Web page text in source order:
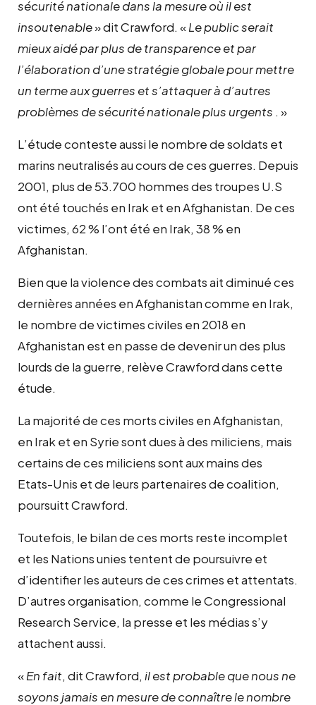
sécurité nationale dans la mesure où il est
insoutenable» dit Crawford. «Le public serait
mieux aidé par plus de transparence et par
l’élaboration d’une stratégie globale pour mettre
un terme aux guerres et s’attaquer à d’autres
problèmes de sécurité nationale plus urgents . »
L’étude conteste aussi le nombre de soldats et
marins neutralisés au cours de ces guerres. Depuis
2001, plus de 53.700 hommes des troupes U.S
ont été touchés en Irak et en Afghanistan. De ces
victimes, 62 % l’ont été en Irak, 38 % en
Afghanistan.
Bien que la violence des combats ait diminué ces
dernières années en Afghanistan comme en Irak,
le nombre de victimes civiles en 2018 en
Afghanistan est en passe de devenir un des plus
lourds de la guerre, relève Crawford dans cette
étude.
La majorité de ces morts civiles en Afghanistan,
en Irak et en Syrie sont dues à des miliciens, mais
certains de ces miliciens sont aux mains des
Etats-Unis et de leurs partenaires de coalition,
poursuitt Crawford.
Toutefois, le bilan de ces morts reste incomplet
et les Nations unies tentent de poursuivre et
d’identifier les auteurs de ces crimes et attentats.
D’autres organisation, comme le Congressional
Research Service, la presse et les médias s’y
attachent aussi.
«En fait, dit Crawford, il est probable que nous ne
soyons jamais en mesure de connaître le nombre